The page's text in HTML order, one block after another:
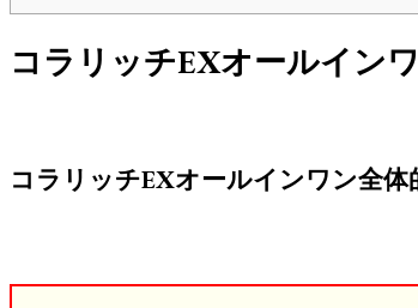
コラリッチEXオールイン
コラリッチEXオールインワン全体